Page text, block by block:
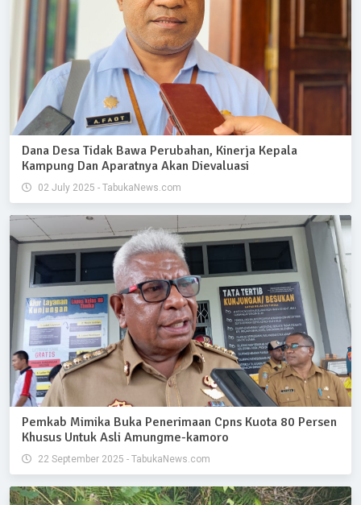
Dana Desa Tidak Bawa Perubahan, Kinerja Kepala
Kampung Dan Aparatnya Akan Dievaluasi
02 July 2025 - TabukaNews.com
Pemkab Mimika Buka Penerimaan Cpns Kuota 80 Persen
Khusus Untuk Asli Amungme-kamoro
22 September 2025 - TabukaNews.com